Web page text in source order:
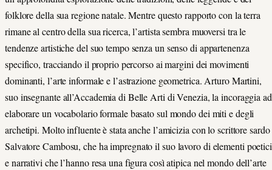
folklore della sua regione natale. Mentre questo rapporto con la terra
rimane al centro della sua ricerca, l’artista sembra muoversi tra le
tendenze artistiche del suo tempo senza un senso di appartenenza
specifico, tracciando il proprio percorso ai margini dei movimenti
dominanti, l’arte informale e l’astrazione geometrica. Arturo Martini,
suo insegnante all’Accademia di Belle Arti di Venezia, la incoraggia ad
elaborare un vocabolario formale basato sul mondo dei miti e degli
archetipi. Molto influente è stata anche l’amicizia con lo scrittore sardo
Salvatore Cambosu, che ha impregnato il suo lavoro di elementi poetici
e narrativi che l’hanno resa una figura così atipica nel mondo dell’arte